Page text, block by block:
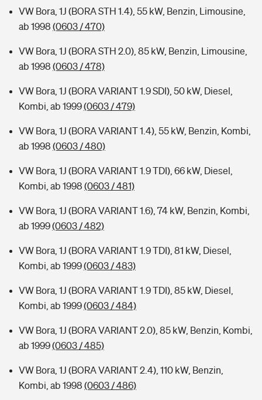
VW Bora, 1J (BORA STH 1.4), 55 kW, Benzin, Limousine,
ab 1998 (0603 / 470)
VW Bora, 1J (BORA STH 2.0), 85 kW, Benzin, Limousine,
ab 1998 (0603 / 478)
VW Bora, 1J (BORA VARIANT 1.9 SDI), 50 kW, Diesel,
Kombi, ab 1999(0603 / 479)
VW Bora, 1J (BORA VARIANT 1.4), 55 kW, Benzin, Kombi,
ab 1998 (0603 / 480)
VW Bora, 1J (BORA VARIANT 1.9 TDI), 66 kW, Diesel,
Kombi, ab 1998 (0603 / 481)
VW Bora, 1J (BORA VARIANT 1.6), 74 kW, Benzin, Kombi,
ab 1999(0603 / 482)
VW Bora, 1J (BORA VARIANT 1.9 TDI), 81 kW, Diesel,
Kombi, ab 1999(0603 / 483)
VW Bora, 1J (BORA VARIANT 1.9 TDI), 85 kW, Diesel,
Kombi, ab 1999(0603 / 484)
VW Bora, 1J (BORA VARIANT 2.0), 85 kW, Benzin, Kombi,
ab 1999(0603 / 485)
VW Bora, 1J (BORA VARIANT 2.4), 110 kW, Benzin,
Kombi, ab 1998 (0603 / 486)